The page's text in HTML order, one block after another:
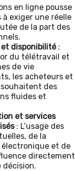
en ligne pousse
à exiger une réelle
de la part des
disponibilité:
du télétravail et
de vie
les acheteurs et
des
fluides et
et services
: L’usage des
de la
et de
directement
décision.